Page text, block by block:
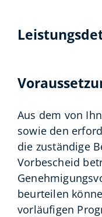
Aus dem von
sowie den
die zuständige
Vorbescheid
beurteilen
vorläufigen